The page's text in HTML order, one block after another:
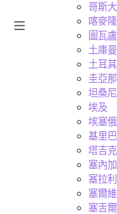
哥斯
喀麥隆
圖瓦盧
土庫
土耳其
圭亞那
坦桑
埃及
埃塞
基里
塔吉
塞內
塞拉
塞爾
塞舌爾